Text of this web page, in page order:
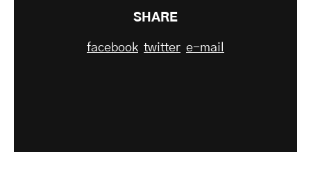
SHARE
facebook twitter e-mail